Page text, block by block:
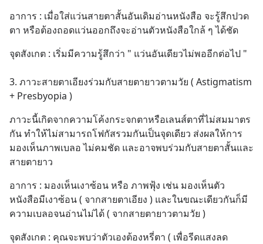
อาการ : เมื่อใส่แว่นสายตาสั้นอันเดิมอ่านหนังสือ จะรู้สึกปวด
ตา หรือต้องถอดแว่นออกถึงจะอ่านตัวหนังสือใกล้ ๆ ได้ชัด
จุดสังเกต : เริ่มมีความรู้สึกว่า " แว่นอันเดียวไม่พออีกต่อไป "
3. ภาวะสายตาเอียงร่วมกับสายตายาวตามวัย ( Astigmatism
+ Presbyopia )
ภาวะนี้เกิดจากความโค้งกระจกตาหรือเลนส์ตาที่ไม่สมมาตร
กัน ทำให้ไม่สามารถโฟกัสรวมกันเป็นจุดเดียว ส่งผลให้การ
มองเห็นภาพเบลอ ไม่คมชัด และอาจพบร่วมกับสายตาสั้นและ
สายตายาว
อาการ : มองเห็นเงาซ้อน หรือ ภาพฟุ้ง เช่น มองเห็นตัว
หนังสือมีเงาซ้อน ( จากสายตาเอียง ) และในขณะเดียวกันก็มี
ความเบลอจนอ่านไม่ได้ ( จากสายตายาวตามวัย )
จุดสังเกต : คุณจะพบว่าตัวเองต้องหรี่ตา ( เพื่อรีดแสงลด